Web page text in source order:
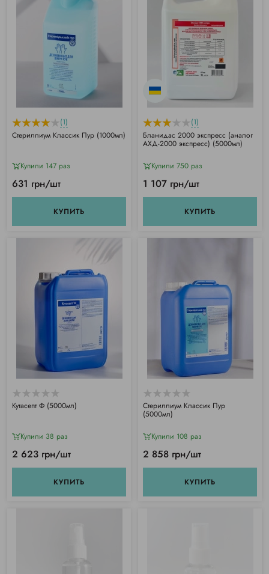
(1)
Стериллиум Классик Пур (1000мл)
Купили 147 раз
631 грн/шт
КУПИТЬ
(1)
Бланидас 2000 экспресс (аналог
АХД-2000 экспресс) (5000мл)
Купили 750 раз
1 107 грн/шт
КУПИТЬ
Кутасепт Ф (5000мл)
Купили 38 раз
2 623 грн/шт
КУПИТЬ
Стериллиум Классик Пур
(5000мл)
Купили 108 раз
2 858 грн/шт
КУПИТЬ